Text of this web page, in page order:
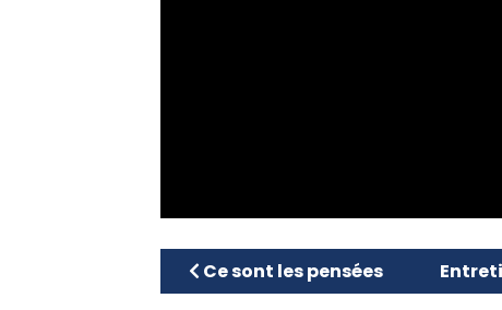
Article précédent : Ce sont les
Ce sont les pensées